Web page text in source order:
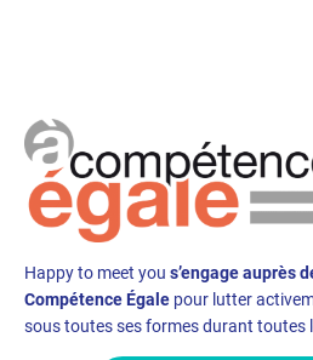
Happy to meet you s’engage auprès
Compétence Égale pour lutter
sous toutes ses formes durant toutes